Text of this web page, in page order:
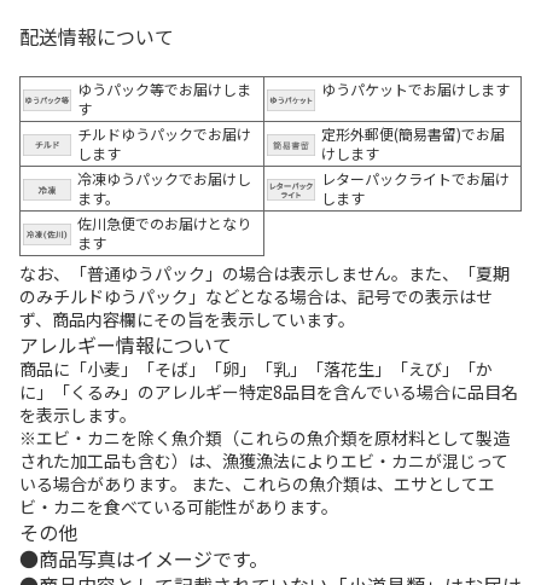
配送情報について
ゆうパック等でお届けしま
す
ゆうパケットでお届けします
チルドゆうパックでお届け
します
定形外郵便(簡易書留)でお届
けします
冷凍ゆうパックでお届けし
ます。
レターパックライトでお届け
します
佐川急便でのお届けとなり
ます
なお、「普通ゆうパック」の場合は表示しません。また、「夏期
のみチルドゆうパック」などとなる場合は、記号での表示はせ
ず、商品内容欄にその旨を表示しています。
アレルギー情報について
商品に「小麦」「そば」「卵」「乳」「落花生」「えび」「か
に」「くるみ」のアレルギー特定8品目を含んでいる場合に品目名
を表示します。
※エビ・カニを除く魚介類（これらの魚介類を原材料として製造
された加工品も含む）は、漁獲漁法によりエビ・カニが混じって
いる場合があります。 また、これらの魚介類は、エサとしてエ
ビ・カニを食べている可能性があります。
その他
商品写真はイメージです。